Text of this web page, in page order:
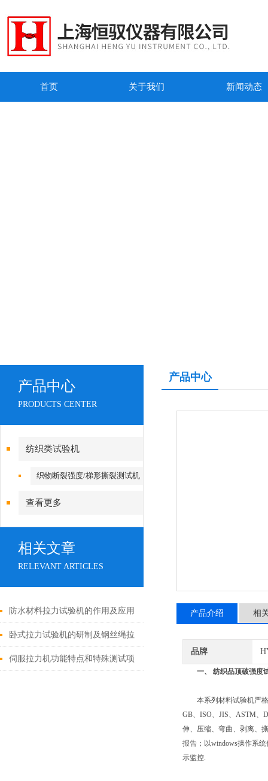
首页 关于我们 新闻动态
产品中心
PRODUCTS CENTER
纺织类试验机
织物断裂强度/梯形撕裂测试机
查看更多
相关文章
RELEVANT ARTICLES
防水材料拉力试验机的作用及应用
卧式拉力试验机的研制及钢丝绳拉
伸试验方法探讨
伺服拉力机功能特点和特殊测试项
产品中心
产品介绍 相
品牌
一、 纺织品顶破强度
本系列材料试验机严格
GB、ISO、JIS、ASTM、
伸、压缩、弯曲、剥离、
报告；以windows操作系
示监控.